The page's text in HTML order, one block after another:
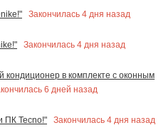
Закончилась 4 дня назад
Закончилась 4 дня назад
в комплекте с оконным
6 дней назад
ПК Tecno!"
Закончилась 4 дня назад